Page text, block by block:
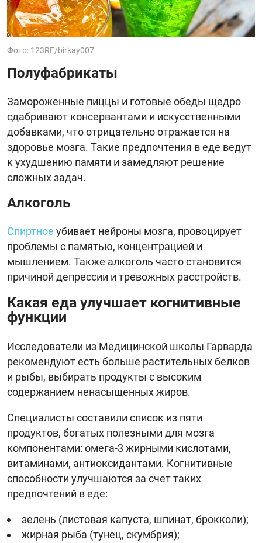
Фото: 123RF/birkay007
Полуфабрикаты
Замороженные пиццы и готовые обеды щедро
сдабривают консервантами и искусственными
добавками, что отрицательно отражается на
здоровье мозга. Такие предпочтения в еде ведут
к ухудшению памяти и замедляют решение
сложных задач.
Алкоголь
Спиртное убивает нейроны мозга, провоцирует
проблемы с памятью, концентрацией и
мышлением. Также алкоголь часто становится
причиной депрессии и тревожных расстройств.
Какая еда улучшает когнитивные
функции
Исследователи из Медицинской школы Гарварда
рекомендуют есть больше растительных белков
и рыбы, выбирать продукты с высоким
содержанием ненасыщенных жиров.
Специалисты составили список из пяти
продуктов, богатых полезными для мозга
компонентами: омега-3 жирными кислотами,
витаминами, антиоксидантами. Когнитивные
способности улучшаются за счет таких
предпочтений в еде:
зелень (листовая капуста, шпинат, брокколи);
жирная рыба (тунец, скумбрия);